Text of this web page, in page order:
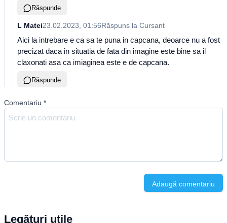
Răspunde
L Matei23.02.2023, 01:56Răspuns la Cursant
Aici la intrebare e ca sa te puna in capcana, deoarce nu a fost
precizat daca in situatia de fata din imagine este bine sa il
claxonati asa ca imiaginea este e de capcana.
Răspunde
Comentariu *
Adaugă comentariu
Legături utile